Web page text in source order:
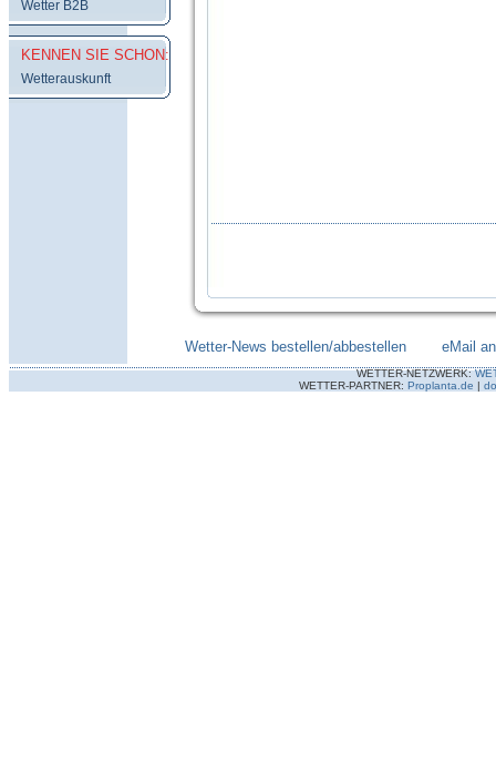
Wetter B2B
KENNEN SIE SCHON:
Wetterauskunft
Wetter-News bestellen/abbestellen eMail
WETTER-NETZWERK:
WETTER-PARTNER: Proplanta.de |